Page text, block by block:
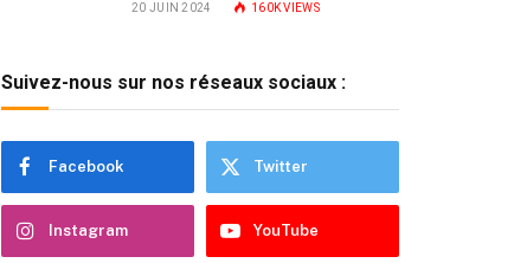
20 JUIN 2024 160KVIEWS
Suivez-nous sur nos réseaux sociaux :
Facebook Twitter
Instagram YouTube